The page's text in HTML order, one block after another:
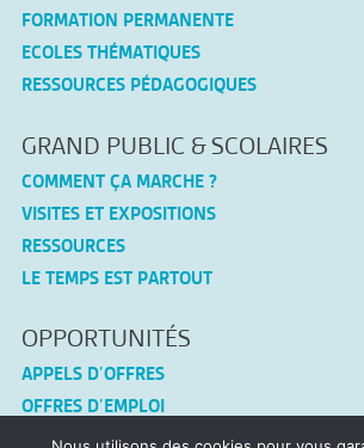
FORMATION PERMANENTE
ECOLES THÉMATIQUES
RESSOURCES PÉDAGOGIQUES
GRAND PUBLIC & SCOLAIRES
COMMENT ÇA MARCHE ?
VISITES ET EXPOSITIONS
RESSOURCES
LE TEMPS EST PARTOUT
OPPORTUNITÉS
APPELS D’OFFRES
OFFRES D’EMPLOI